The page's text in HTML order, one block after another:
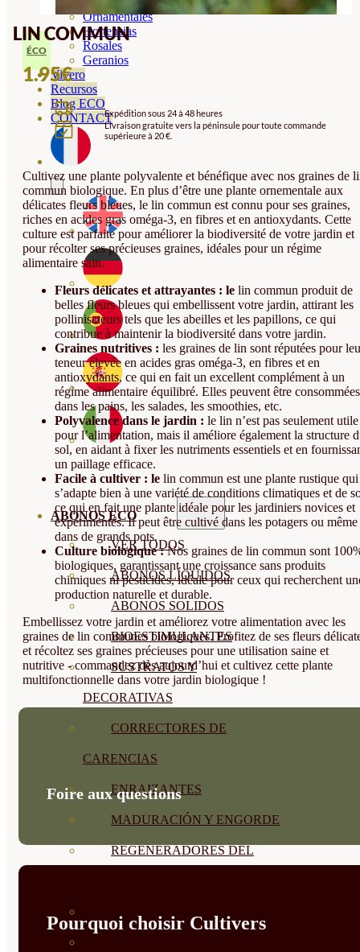
Ornamentales
Hortensias
Rosales
Geranios
Vivero
Recursos
Blog ECO
CONTACT
ABONOS ECO
VER TODOS
ABONOS LÍQUIDOS
ABONOS SOLIDOS
BIOESTIMULANTES
SUSTRATOS Y
DECORATIVAS
CORRECTORES DE
CARENCIAS
ENRAIZANTES
MADURACIÓN Y ENGORDE
REGENERADORES DEL
LIN COMMUN
ÉCO
1.95€
Expédition sous 24 à 48 heures
Livraison gratuite vers la péninsule pour toute commande
supérieure à 20 €.
Cultivez une plante polyvalente et bénéfique avec nos graines de
commun biologique. En plus d’être une plante ornementale aux
délicates fleurs bleues, le lin commun est connu pour ses graines,
riches en acides gras oméga-3, en fibres et en antioxydants. Cette
culture est parfaite pour améliorer la biodiversité de votre jardin et
pour récolter ses précieuses graines, idéales pour un régime
alimentaire sain.
Fleurs délicates et attrayantes : le lin commun produit de
belles fleurs bleues qui embellissent votre jardin, attirant les
pollinisateurs tels que les abeilles et les papillons, ce qui
contribue à maintenir la biodiversité dans votre jardin.
Graines nutritives : les graines de lin sont réputées pour
teneur élevée en acides gras oméga-3, en fibres et en
antioxydants, ce qui en fait un excellent complément à un
régime alimentaire équilibré. Elles peuvent être consommées
dans les pains, les salades, les smoothies, etc.
Polyvalence dans le jardin : le lin n’est pas seulement utile
pour l’alimentation, mais il améliore également la structure
sol, en aidant à fixer les nutriments essentiels et en
un paillage efficace.
Facile à cultiver : le lin commun est une plante rustique qui
s’adapte bien à une variété de conditions climatiques et de
ce qui en fait une plante idéale pour les jardiniers novices et
expérimentés. Il peut être cultivé dans les potagers ou même
dans de grands pots.
Culture biologique :Nos graines de lin commun sont
biologiques, garantissant une croissance sans produits
chimiques ni pesticides, idéale pour ceux qui recherchent
production naturelle et durable.
Embellissez votre jardin et améliorez votre alimentation avec les
graines de lin communes biologiques. Profitez de ses fleurs
et récoltez ses graines précieuses pour une utilisation saine et
nutritive - commandez dès aujourd’hui et cultivez cette plante
multifonctionnelle dans votre jardin biologique !
Foire aux questions
Pourquoi choisir Cultivers